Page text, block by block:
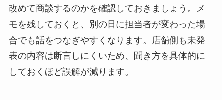
改めて商談するのかを確認しておきましょう。メ
モを残しておくと、別の日に担当者が変わった場
合でも話をつなぎやすくなります。店舗側も未発
表の内容は断言しにくいため、聞き方を具体的に
しておくほど誤解が減ります。